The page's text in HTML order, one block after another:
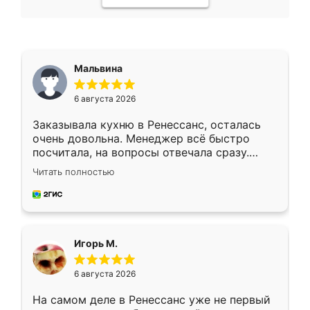
Мальвина
6 августа 2026
Заказывала кухню в Ренессанс, осталась
очень довольна. Менеджер всё быстро
посчитала, на вопросы отвечала сразу.
Замерщик приехал в субботу, подошёл к
делу со всей ответственностью. Собрали
за день, ребята работали аккуратно, даже
Читать полностью
Игорь М.
6 августа 2026
На самом деле в Ренессанс уже не первый